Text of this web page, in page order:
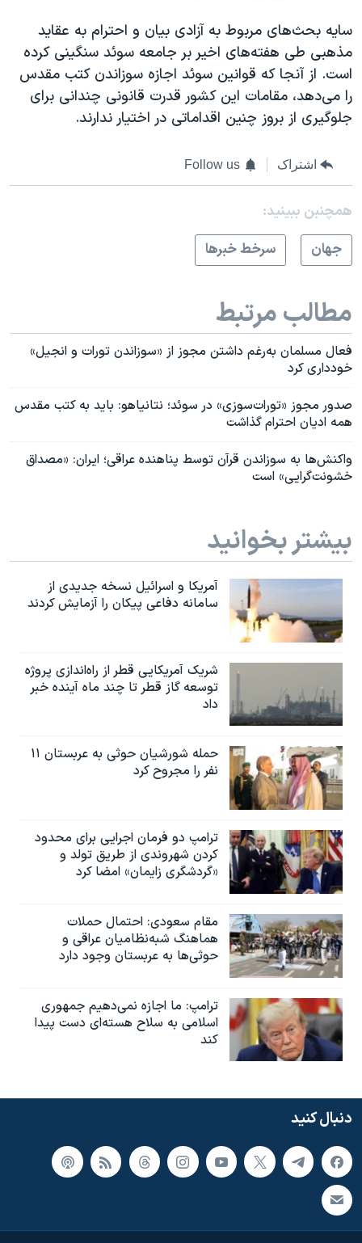
سایه بحث‌های مربوط به آزادی بیان و احترام به عقاید
مذهبی طی هفته‌های اخیر بر جامعه سوئد سنگینی کرده
است. از آنجا که قوانین سوئد اجازه سوزاندن کتب مقدس
را می‌دهد، مقامات این کشور قدرت قانونی چندانی برای
جلوگیری از بروز چنین اقداماتی در اختیار ندارند.
اشتراک Follow us
همچنبن ببینید:
جهان
سرخط خبرها
مطالب مرتبط
فعال مسلمان به‌رغم داشتن مجوز از «سوزاندن تورات و انجیل»
خودداری کرد
صدور مجوز «تورات‌سوزی» در سوئد؛ نتانیاهو: باید به کتب مقدس
همه ادیان احترام گذاشت
واکنش‌ها به سوزاندن قرآن توسط پناهنده عراقی؛ ایران: «مصداق
خشونت‌گرایی» است
بیشتر بخوانید
آمریکا و اسرائیل نسخه جدیدی از
سامانه دفاعی پیکان را آزمایش کردند
شریک آمریکایی قطر از راه‌اندازی پروژه
توسعه گاز قطر تا چند ماه آینده خبر
داد
حمله شورشیان حوثی به عربستان ۱۱
نفر را مجروح کرد
ترامپ دو فرمان اجرایی برای محدود
کردن شهروندی از طریق تولد و
«گردشگری زایمان» امضا کرد
مقام سعودی: احتمال حملات
هماهنگ شبه‌نظامیان عراقی و
حوثی‌ها به عربستان وجود دارد
ترامپ: ما اجازه نمی‌دهیم جمهوری
اسلامی به سلاح هسته‌ای دست پیدا
کند
دنبال کنید